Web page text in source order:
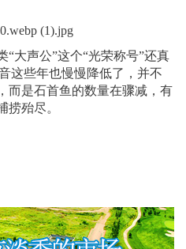
声公”这个“光荣称号”还真
这些年也慢慢降低了，并不
而是石首鱼的数量在骤减，有
捞殆尽。